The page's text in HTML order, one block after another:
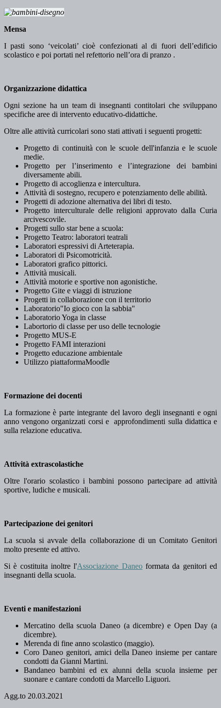
Mensa
I pasti sono ‘veicolati’ cioè confezionati al di fuori dell’edificio
scolastico e poi portati nel refettorio nell’ora di pranzo .
Organizzazione didattica
Ogni sezione ha un team di insegnanti contitolari che sviluppano
specifiche aree di intervento educativo-didattiche.
Oltre alle attività curricolari sono stati attivati i seguenti progetti:
Progetto di continuità con le scuole dell'infanzia e le scuole
medie.
Progetto per l’inserimento e l’integrazione dei bambini
diversamente abili.
Progetto di accoglienza e intercultura.
Attività di sostegno, recupero e potenziamento delle abilità.
Progetti di adozione alternativa dei libri di testo.
Progetto interculturale delle religioni approvato dalla Curia
arcivescovile.
Progetti sullo star bene a scuola:
Progetto Teatro: laboratori teatrali
Laboratori espressivi di Arteterapia.
Laboratori di Psicomotricità.
Laboratori grafico pittorici.
Attività musicali.
Attività motorie e sportive non agonistiche.
Progetto Gite e viaggi di istruzione
Progetti in collaborazione con il territorio
Laboratorio"Io gioco con la sabbia"
Laboratorio Yoga in classe
Labortorio di classe per uso delle tecnologie
Progetto MUS-E
Progetto FAMI interazioni
Progetto educazione ambientale
Utilizzo piattaformaMoodle
Formazione dei docenti
La formazione è parte integrante del lavoro degli insegnanti e ogni
anno vengono organizzati corsi e approfondimenti sulla didattica e
sulla relazione educativa.
Attività extrascolastiche
Oltre l'orario scolastico i bambini possono partecipare ad attività
sportive, ludiche e musicali.
Partecipazione dei genitori
La scuola si avvale della collaborazione di un Comitato Genitori
molto presente ed attivo.
Si è costituita inoltre l'Associazione Daneo formata da genitori ed
insegnanti della scuola.
Eventi e manifestazioni
Mercatino della scuola Daneo (a dicembre) e Open Day (a
dicembre).
Merenda di fine anno scolastico (maggio).
Coro Daneo genitori, amici della Daneo insieme per cantare
condotti da Gianni Martini.
Bandaneo bambini ed ex alunni della scuola insieme per
suonare e cantare condotti da Marcello Liguori.
Agg.to 20.03.2021